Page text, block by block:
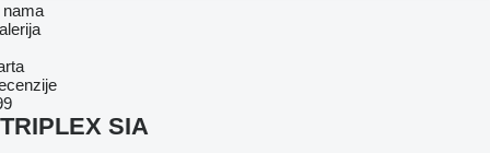
TRIPLEX SIA